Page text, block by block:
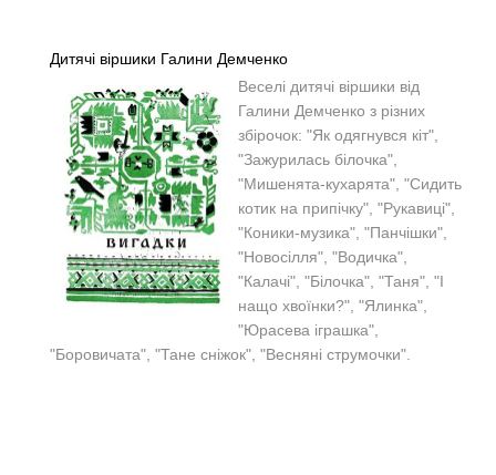
Дитячі віршики Галини Демченко
Веселі дитячі віршики від
Галини Демченко з різних
збірочок: "Як одягнувся кіт",
"Зажурилась білочка",
"Мишенята-кухарята", "Сидить
котик на припічку", "Рукавиці",
"Коники-музика", "Панчішки",
"Новосілля", "Водичка",
"Калачі", "Білочка", "Таня", "І
нащо хвоїнки?", "Ялинка",
"Юрасева іграшка",
"Боровичата", "Тане сніжок", "Весняні струмочки".